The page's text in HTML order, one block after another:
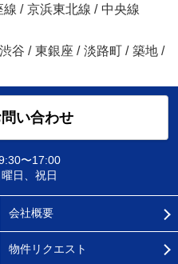
線 / 京浜東北線 / 中央線
渋谷 / 東銀座 / 淡路町 / 築地 /
い合わせ
〜17:00
曜日、祝日
会社概要
物件リクエスト